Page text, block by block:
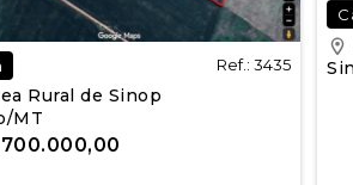
Ref.: 3435
Rural de Sinop
MT